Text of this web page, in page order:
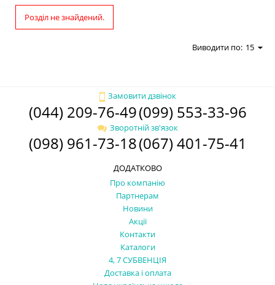
Розділ не знайдений.
Виводити по: 15
Замовити дзвінок
(044) 209-76-49(099) 553-33-96
Зворотній зв'язок
(098) 961-73-18(067) 401-75-41
ДОДАТКОВО
Про компанію
Партнерам
Новини
Акції
Контакти
Каталоги
4, 7 СУБВЕНЦІЯ
Доставка і оплата